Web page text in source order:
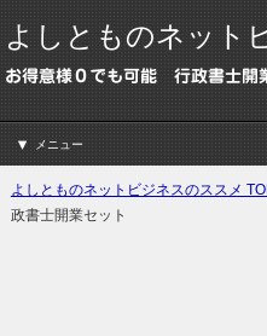
よしとものネット
お得意様０でも可能 行政書士開
メニュー
よしとものネットビジネスのススメ
政書士開業セット